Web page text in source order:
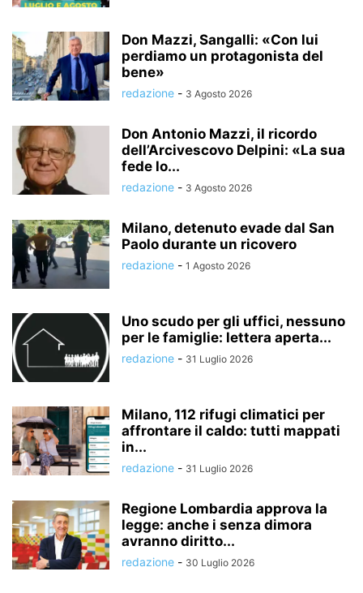
Don Mazzi, Sangalli: «Con lui
perdiamo un protagonista del
bene»
redazione - 3 Agosto 2026
Don Antonio Mazzi, il ricordo
dell’Arcivescovo Delpini: «La sua
fede lo...
redazione - 3 Agosto 2026
Milano, detenuto evade dal San
Paolo durante un ricovero
redazione - 1 Agosto 2026
Uno scudo per gli uffici, nessuno
per le famiglie: lettera aperta...
redazione - 31 Luglio 2026
Milano, 112 rifugi climatici per
affrontare il caldo: tutti mappati
in...
redazione - 31 Luglio 2026
Regione Lombardia approva la
legge: anche i senza dimora
avranno diritto...
redazione - 30 Luglio 2026